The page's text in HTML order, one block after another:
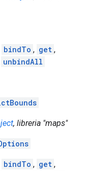
bindTo , get ,
unbindAll
, libreria "maps"
bindTo , get ,